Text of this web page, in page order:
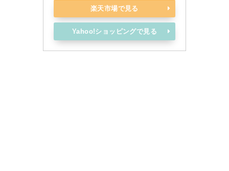
楽天市場で見る
Yahoo!ショッピングで見る